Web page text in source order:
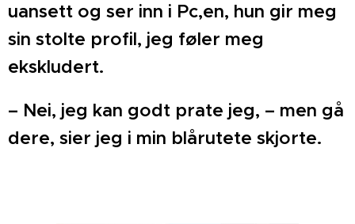
uansett og ser inn i Pc,en, hun gir meg
sin stolte profil, jeg føler meg
ekskludert.
– Nei, jeg kan godt prate jeg, – men gå
dere, sier jeg i min blårutete skjorte.